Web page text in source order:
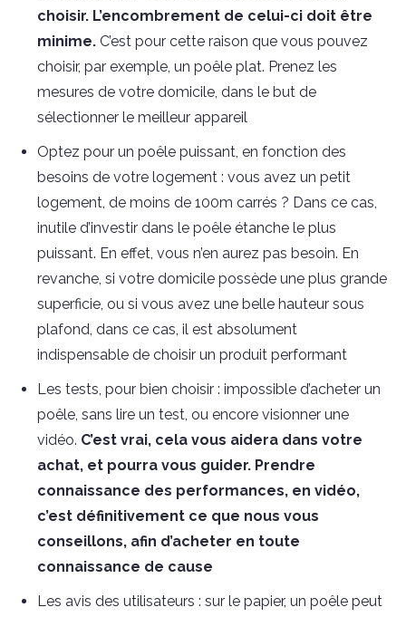
choisir. L’encombrement de celui-ci doit être
minime. C’est pour cette raison que vous pouvez
choisir, par exemple, un poêle plat. Prenez les
mesures de votre domicile, dans le but de
sélectionner le meilleur appareil
Optez pour un poêle puissant, en fonction des
besoins de votre logement : vous avez un petit
logement, de moins de 100m carrés ? Dans ce cas,
inutile d’investir dans le poêle étanche le plus
puissant. En effet, vous n’en aurez pas besoin. En
revanche, si votre domicile possède une plus grande
superficie, ou si vous avez une belle hauteur sous
plafond, dans ce cas, il est absolument
indispensable de choisir un produit performant
Les tests, pour bien choisir : impossible d’acheter un
poêle, sans lire un test, ou encore visionner une
vidéo. C’est vrai, cela vous aidera dans votre
achat, et pourra vous guider. Prendre
connaissance des performances, en vidéo,
c’est définitivement ce que nous vous
conseillons, afin d’acheter en toute
connaissance de cause
Les avis des utilisateurs : sur le papier, un poêle peut